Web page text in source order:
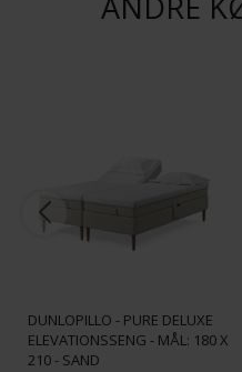
DUNLOPILLO - PURE DELUXE
ELEVATIONSSENG - MÅL: 180 X
210 - SAND